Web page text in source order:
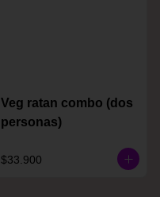
Veg ratan combo (dos
personas)
$33.900